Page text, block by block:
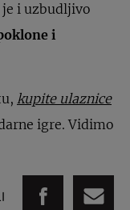
i uzbudljivo
i
kupite ulaznice
igre. Vidimo